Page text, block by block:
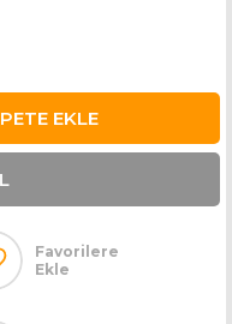
Favorilere
Ekle